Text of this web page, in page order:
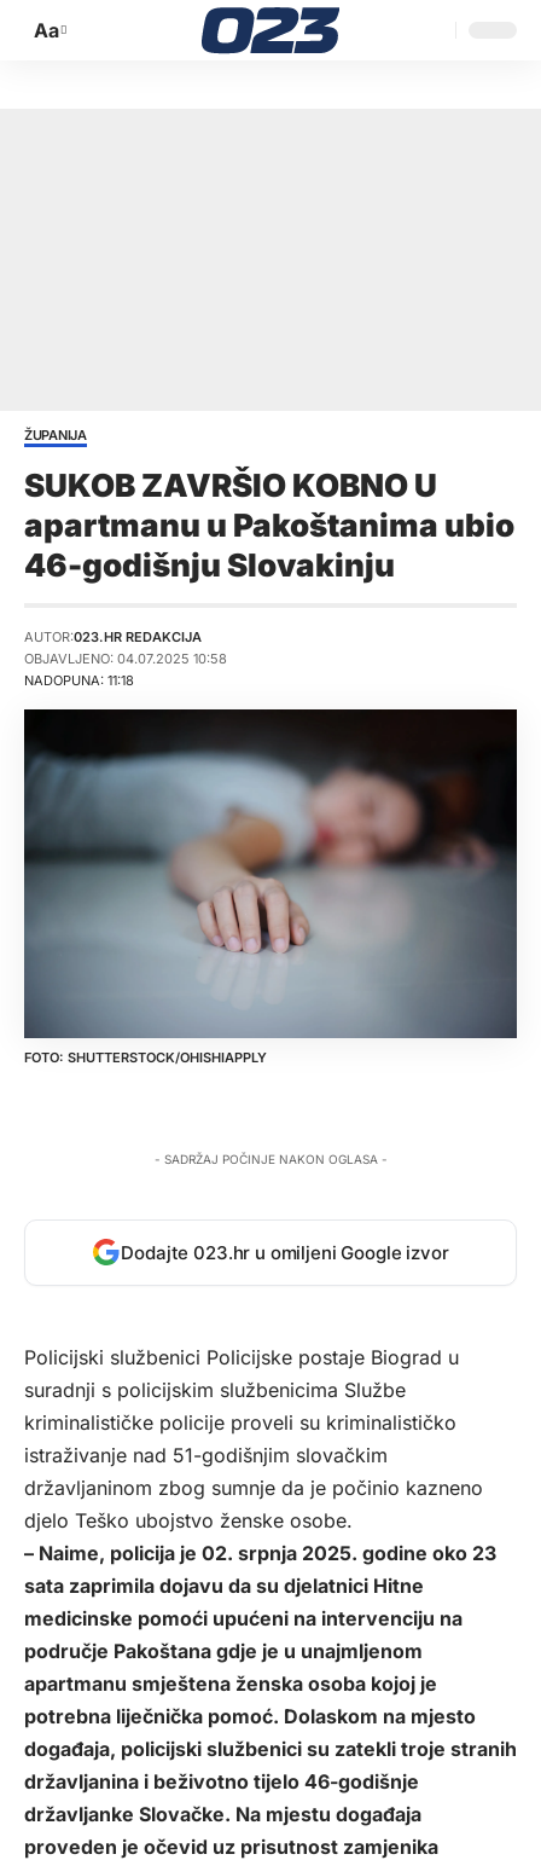
Promijeni
Aa
ŽUPANIJA
SUKOB ZAVRŠIO KOBNO U
apartmanu u Pakoštanima ubio
46-godišnju Slovakinju
NADOPUNA: 11:18
AUTOR:023.HR REDAKCIJA
OBJAVLJENO: 04.07.2025 10:58
SHUTTERSTOCK/OHISHIAPPLY
- SADRŽAJ POČINJE NAKON OGLASA -
Dodajte 023.hr u omiljeni Google izvor
Policijski službenici Policijske postaje Biograd u
suradnji s policijskim službenicima Službe
kriminalističke policije proveli su kriminalističko
istraživanje nad 51-godišnjim slovačkim
državljaninom zbog sumnje da je počinio kazneno
djelo Teško ubojstvo ženske osobe.
– Naime, policija je 02. srpnja 2025. godine oko 23
sata zaprimila dojavu da su djelatnici Hitne
medicinske pomoći upućeni na intervenciju na
područje Pakoštana gdje je u unajmljenom
apartmanu smještena ženska osoba kojoj je
potrebna liječnička pomoć. Dolaskom na mjesto
događaja, policijski službenici su zatekli troje stranih
državljanina i beživotno tijelo 46-godišnje
državljanke Slovačke. Na mjestu događaja
proveden je očevid uz prisutnost zamjenika